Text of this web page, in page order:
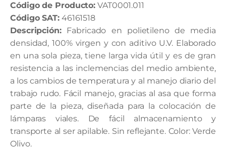
Código de Producto: VAT0001.011
Código SAT:46161518
Descripción:Fabricado en polietileno de media
densidad, 100% virgen y con aditivo U.V. Elaborado
en una sola pieza, tiene larga vida útil y es de gran
resistencia a las inclemencias del medio ambiente,
a los cambios de temperatura y al manejo diario del
trabajo rudo. Fácil manejo, gracias al asa que forma
parte de la pieza, diseñada para la colocación de
lámparas viales. De fácil almacenamiento y
transporte al ser apilable. Sin reflejante. Color: Verde
Olivo.